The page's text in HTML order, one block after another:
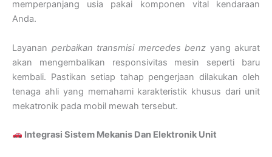
memperpanjang usia pakai komponen vital kendaraan
Anda.
Layanan perbaikan transmisi mercedes benz yang akurat
akan mengembalikan responsivitas mesin seperti baru
kembali. Pastikan setiap tahap pengerjaan dilakukan oleh
tenaga ahli yang memahami karakteristik khusus dari unit
mekatronik pada mobil mewah tersebut.
Integrasi Sistem Mekanis Dan Elektronik Unit